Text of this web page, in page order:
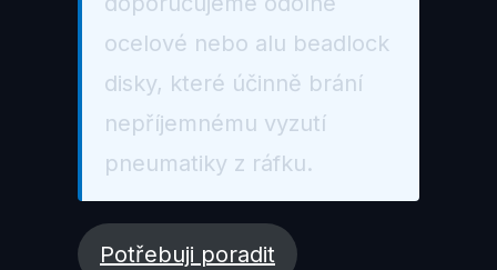
ocelové nebo alu beadlock
disky, které účinně brání
nepříjemnému vyzutí
pneumatiky z ráfku.
Potřebuji poradit